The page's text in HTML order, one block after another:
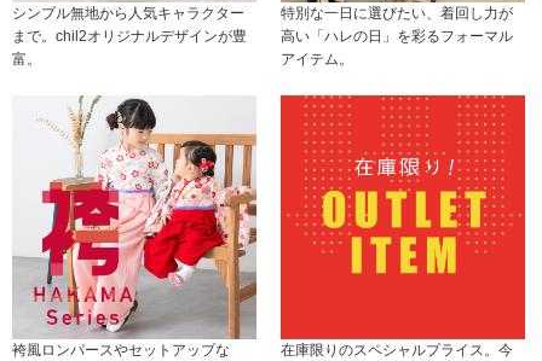
シンプル無地から人気キャラクター
まで。chil2オリジナルデザインが豊
富。
特別な一日に選びたい、着回し力が
高い「ハレの日」を彩るフォーマル
アイテム。
袴風ロンパースやセットアップな
在庫限りのスペシャルプライス。今